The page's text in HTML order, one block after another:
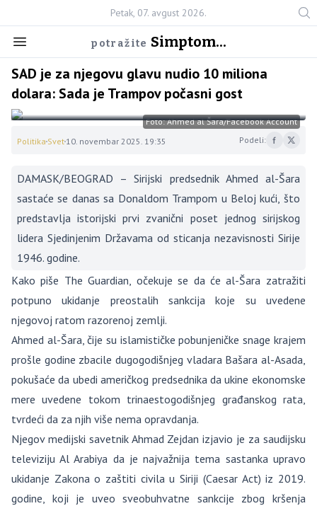
Petak, 07. avgust 2026.
potražite Simptom...
SAD je za njegovu glavu nudio 10 miliona
dolara: Sada je Trampov počasni gost
Foto: Ahmed al Šara/Facebook Account
Politika Svet 10. novembar 2025. 19:35 Podeli:
DAMASK/BEOGRAD – Sirijski predsednik Ahmed al-Šara
sastaće se danas sa Donaldom Trampom u Beloj kući, što
predstavlja istorijski prvi zvanični poset jednog sirijskog
lidera Sjedinjenim Državama od sticanja nezavisnosti Sirije
1946. godine.
Kako piše The Guardian, očekuje se da će al-Šara zatražiti
potpuno ukidanje preostalih sankcija koje su uvedene
njegovoj ratom razorenoj zemlji.
Ahmed al-Šara, čije su islamističke pobunjeničke snage krajem
prošle godine zbacile dugogodišnjeg vladara Bašara al-Asada,
pokušaće da ubedi američkog predsednika da ukine ekonomske
mere uvedene tokom trinaestogodišnjeg građanskog rata,
tvrdeći da za njih više nema opravdanja.
Njegov medijski savetnik Ahmad Zejdan izjavio je za saudijsku
televiziju Al Arabiya da je najvažnija tema sastanka upravo
ukidanje Zakona o zaštiti civila u Siriji (Caesar Act) iz 2019.
godine, koji je uveo sveobuhvatne sankcije zbog kršenja